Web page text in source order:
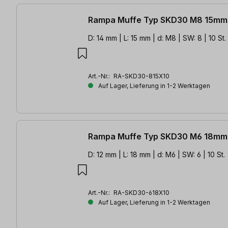
Rampa Muffe Typ SKD30 M8
D: 14 mm | L: 15 mm | d: M8 | SW: 8 | 10 St.
Art.-Nr.: RA-SKD30-815X10
Auf Lager, Lieferung in 1-2 Werktagen
Rampa Muffe Typ SKD30 M6
D: 12 mm | L: 18 mm | d: M6 | SW: 6 | 10 St.
Art.-Nr.: RA-SKD30-618X10
Auf Lager, Lieferung in 1-2 Werktagen